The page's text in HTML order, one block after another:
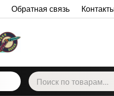
Обратная связь